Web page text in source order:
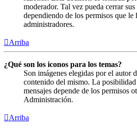
moderador. Tal vez pueda cerrar
dependiendo de los permisos que le
administradores.
Arriba
¿Qué son los iconos para los temas?
Son imágenes elegidas por el autor
contenido del mismo. La
mensajes depende de los permisos
Administración.
Arriba